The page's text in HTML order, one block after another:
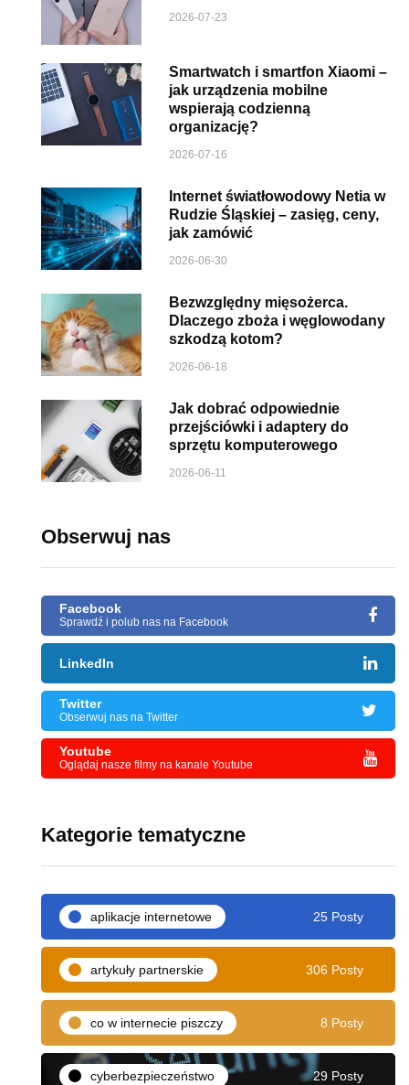
2026-07-23
Smartwatch i smartfon Xiaomi –
jak urządzenia mobilne
wspierają codzienną
organizację?
2026-07-16
Internet światłowodowy Netia w
Rudzie Śląskiej – zasięg, ceny,
jak zamówić
2026-06-30
Bezwzględny mięsożerca.
Dlaczego zboża i węglowodany
szkodzą kotom?
2026-06-18
Jak dobrać odpowiednie
przejściówki i adaptery do
sprzętu komputerowego
2026-06-11
Obserwuj nas
Facebook
Sprawdź i polub nas na Facebook
LinkedIn
Twitter
Obserwuj nas na Twitter
Youtube
Oglądaj nasze filmy na kanale Youtube
Kategorie tematyczne
aplikacje internetowe 25 Posty
artykuły partnerskie 306 Posty
co w internecie piszczy 8 Posty
cyberbezpieczeństwo 29 Posty